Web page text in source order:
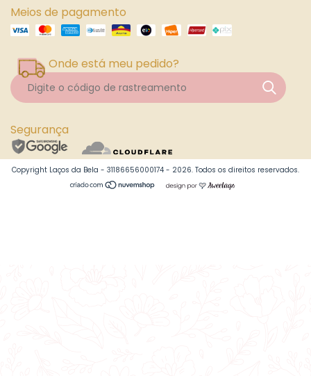
Meios de pagamento
Onde está meu pedido?
Segurança
Copyright Laços da Bela - 31186656000174 - 2026. Todos os direitos reservados.